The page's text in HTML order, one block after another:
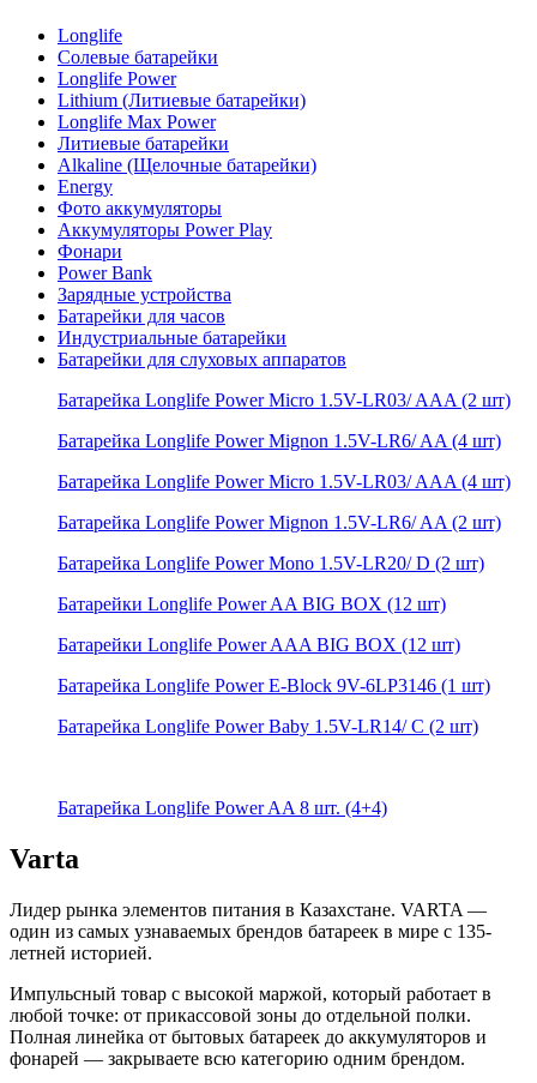
Longlife
Солевые батарейки
Longlife Power
Lithium (Литиевые батарейки)
Longlife Max Power
Литиевые батарейки
Alkaline (Щелочные батарейки)
Energy
Фото аккумуляторы
Аккумуляторы Power Play
Фонари
Power Bank
Зарядные устройства
Батарейки для часов
Индустриальные батарейки
Батарейки для слуховых аппаратов
Батарейка Longlife Power Micro 1.5V-LR03/ AAA (2 шт)
Батарейка Longlife Power Mignon 1.5V-LR6/ AA (4 шт)
Батарейка Longlife Power Micro 1.5V-LR03/ AAA (4 шт)
Батарейка Longlife Power Mignon 1.5V-LR6/ AA (2 шт)
Батарейка Longlife Power Mono 1.5V-LR20/ D (2 шт)
Батарейки Longlife Power AA BIG BOX (12 шт)
Батарейки Longlife Power AAA BIG BOX (12 шт)
Батарейка Longlife Power E-Block 9V-6LP3146 (1 шт)
Батарейка Longlife Power Baby 1.5V-LR14/ C (2 шт)
Батарейка Longlife Power AA 8 шт. (4+4)
Varta
Лидер рынка элементов питания в Казахстане. VARTA —
один из самых узнаваемых брендов батареек в мире с 135-
летней историей.
Импульсный товар с высокой маржой, который работает в
любой точке: от прикассовой зоны до отдельной полки.
Полная линейка от бытовых батареек до аккумуляторов и
фонарей — закрываете всю категорию одним брендом.